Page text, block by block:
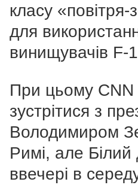
класу
для
винищувачів F-
При цьому
зустрітися з
Володимиром
Римі, але Білий
ввечері в